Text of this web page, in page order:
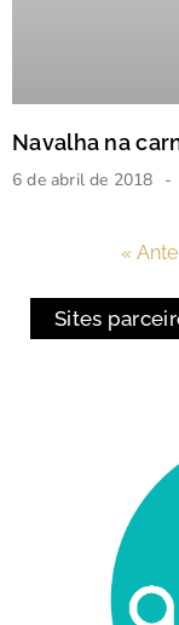
Navalha na
6 de abril de 2018
«
Sites